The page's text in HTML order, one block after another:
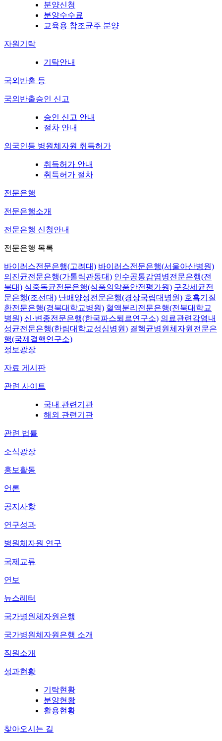
분양신청
분양수수료
교육용 참조균주 분양
자원기탁
기탁안내
국외반출 등
국외반출승인 신고
승인 신고 안내
절차 안내
외국인등 병원체자원 취득허가
취득허가 안내
취득허가 절차
전문은행
전문은행소개
전문은행 신청안내
전문은행 목록
바이러스전문은행(고려대) 바이러스전문은행(서울아산병원)
의진균전문은행(가톨릭관동대) 인수공통감염병전문은행(전
북대) 식중독균전문은행(식품의약품안전평가원) 구강세균전
문은행(조선대) 난배양성전문은행(경상국립대병원) 호흡기질
환전문은행(경북대학교병원) 혈액분리전문은행(전북대학교
병원) 신·변종전문은행(한국파스퇴르연구소) 의료관련감염내
성균전문은행(한림대학교성심병원) 결핵균병원체자원전문은
행(국제결핵연구소)
정보광장
자료 게시판
관련 사이트
국내 관련기관
해외 관련기관
관련 법률
소식광장
홍보활동
언론
공지사항
연구성과
병원체자원 연구
국제교류
연보
뉴스레터
국가병원체자원은행
국가병원체자원은행 소개
직원소개
성과현황
기탁현황
분양현황
활용현황
찾아오시는 길